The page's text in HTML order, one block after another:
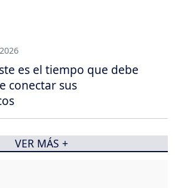
es el tiempo que debe
conectar sus
VER MÁS +